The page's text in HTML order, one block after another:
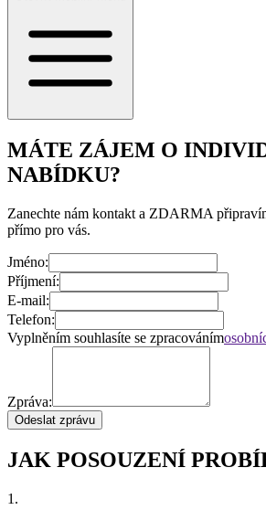
MÁTE ZÁJEM O
NABÍDKU?
Zanechte nám kontakt a ZDARMA
přímo pro vás.
Jméno:
Příjmení:
E-mail:
Telefon:
Vyplněním souhlasíte se zpracováním
Zpráva:
Odeslat zprávu
JAK POSOUZENÍ
1.